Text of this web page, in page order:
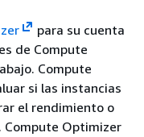
para su cuenta
de Compute
Compute
si las instancias
el rendimiento o
Compute Optimizer